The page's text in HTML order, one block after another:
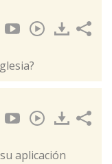
aplicación